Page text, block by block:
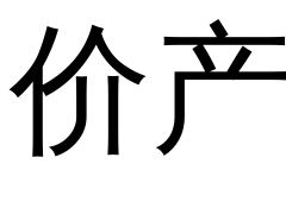
价产